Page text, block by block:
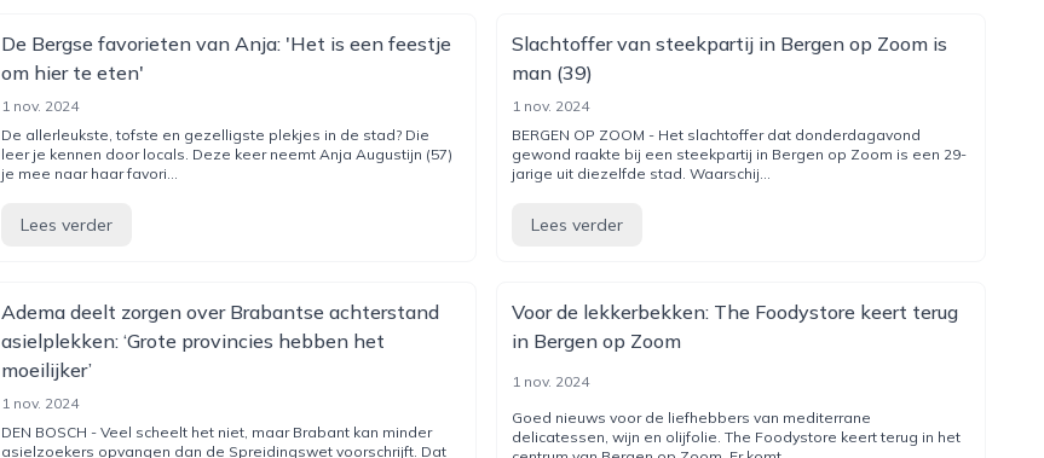
De Bergse favorieten van Anja: 'Het is een feestje
om hier te eten'
1 nov. 2024
De allerleukste, tofste en gezelligste plekjes in de stad? Die
leer je kennen door locals. Deze keer neemt Anja Augustijn (57)
je mee naar haar favori...
Lees verder
Slachtoffer van steekpartij in Bergen op Zoom is
man (39)
1 nov. 2024
BERGEN OP ZOOM - Het slachtoffer dat donderdagavond
gewond raakte bij een steekpartij in Bergen op Zoom is een 29-
jarige uit diezelfde stad. Waarschij...
Lees verder
Adema deelt zorgen over Brabantse achterstand
asielplekken: ‘Grote provincies hebben het
moeilijker’
1 nov. 2024
DEN BOSCH - Veel scheelt het niet, maar Brabant kan minder
asielzoekers opvangen dan de Spreidingswet voorschrijft. Dat
Voor de lekkerbekken: The Foodystore keert terug
in Bergen op Zoom
1 nov. 2024
Goed nieuws voor de liefhebbers van mediterrane
delicatessen, wijn en olijfolie. The Foodystore keert terug in het